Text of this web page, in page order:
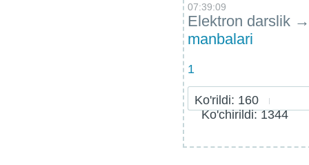
07:39:09
Elektron darslik →
manbalari
1
Ko'rildi: 160
Ko'chirildi: 1344